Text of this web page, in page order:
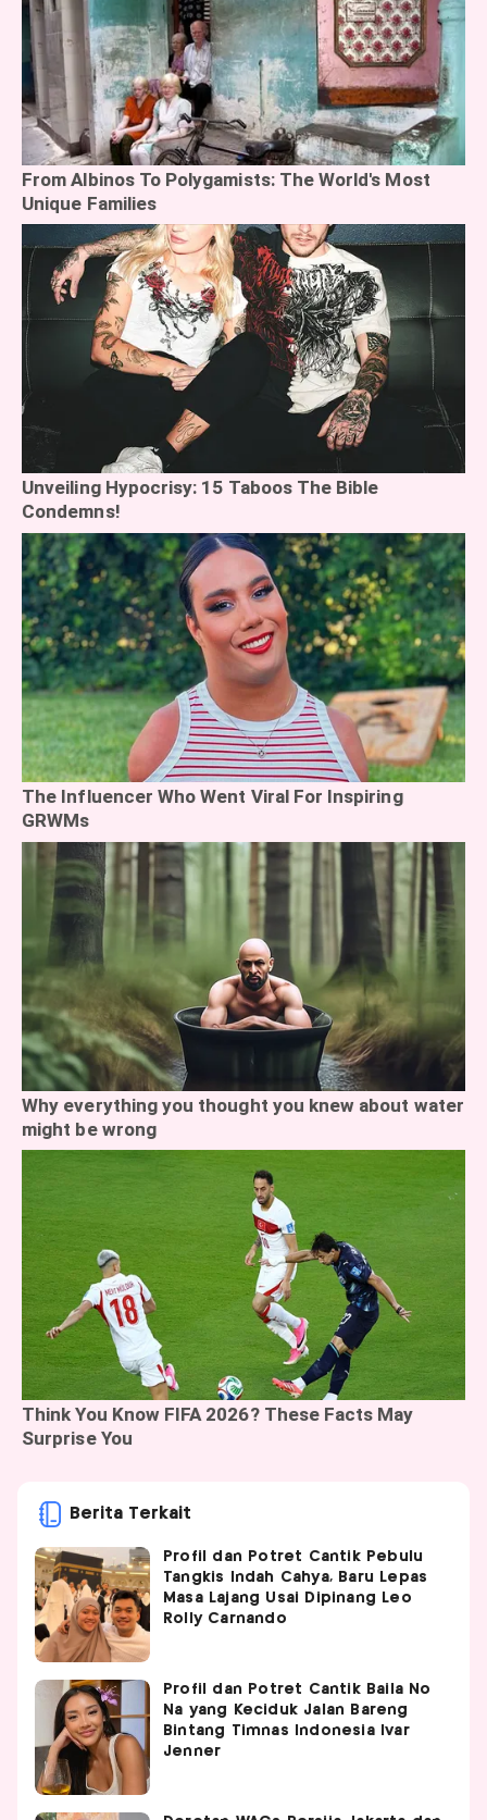
Berita Terkait
Profil dan Potret Cantik Pebulu
Tangkis Indah Cahya, Baru Lepas
Masa Lajang Usai Dipinang Leo
Rolly Carnando
Profil dan Potret Cantik Baila No
Na yang Keciduk Jalan Bareng
Bintang Timnas Indonesia Ivar
Jenner